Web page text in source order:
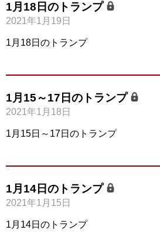
1月18日のトランプ
2021年1月19日
1月18日のトランプ
1月15～17日のトランプ
2021年1月18日
1月15日～17日のトランプ
1月14日のトランプ
2021年1月15日
1月14日のトランプ